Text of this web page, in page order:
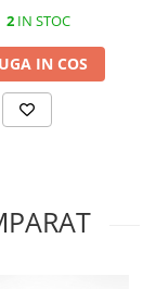
2IN STOC
IN COS